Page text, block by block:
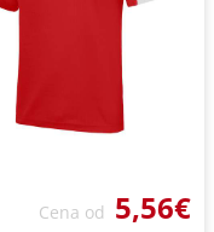
Cena od 5,56€